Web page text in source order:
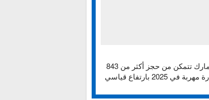
تقرير: الجمارك تتمكن من حجز أكثر من 843
ألف سيجارة مهربة في 2025 بارتفاع قياسي